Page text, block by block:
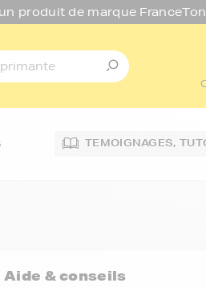
produit de marque
TEMOIGNAGES,
Aide & conseils